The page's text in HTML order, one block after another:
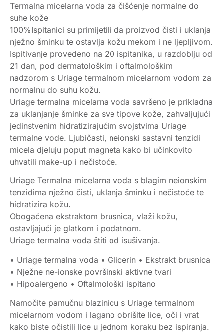
Termalna micelarna voda za čišćenje normalne do
suhe kože
100%Ispitanici su primijetili da proizvod čisti i uklanja
nježno šminku te ostavlja kožu mekom i ne ljepljivom.
Ispitivanje provedeno na 20 ispitanika, u razdoblju od
21 dan, pod dermatološkim i oftalmološkim
nadzorom s Uriage termalnom micelarnom vodom za
normalnu do suhu kožu.
Uriage termalna micelarna voda savršeno je prikladna
za uklanjanje šminke za sve tipove kože, zahvaljujući
jedinstvenim hidratizirajućim svojstvima Uriage
termalne vode. Ljubičasti, neionski sastavni tenzidi
micela djeluju poput magneta kako bi učinkovito
uhvatili make-up i nečistoće.
Uriage Termalna micelarna voda s blagim neionskim
tenzidima nježno čisti, uklanja šminku i nečistoće te
hidratizira kožu.
Obogaćena ekstraktom brusnica, vlaži kožu,
ostavljajući je glatkom i podatnom.
Uriage termalna voda štiti od isušivanja.
• Uriage termalna voda • Glicerin • Ekstrakt brusnica
• Nježne ne-ionske površinski aktivne tvari
• Hipoalergeno • Oftalmološki ispitano
Namočite pamučnu blazinicu s Uriage termalnom
micelarnom vodom i lagano obrišite lice, oči i vrat
kako biste očistili lice u jednom koraku bez ispiranja.